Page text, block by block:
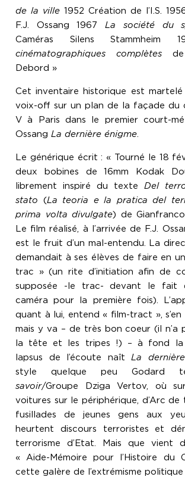
de la ville 1952 Création de l’I.S.
F.J. Ossang 1967La société du
Caméras Silens Stammheim
cinématographiques complètesde
Debord »
Cet inventaire historique est martelé
voix-off sur un plan de la façade du
V à Paris dans le premier court-
Ossang La dernière énigme.
Le générique écrit : « Tourné le 18
deux bobines de 16mm Kodak
librement inspiré du texte Del
stato (La teoria e la pratica del
prima volta divulgate) de
Le film réalisé, à l’arrivée de F.J.
est le fruit d’un mal-entendu. La
demandait à ses élèves de faire en
trac » (un rite d’initiation afin de
supposée -le trac- devant le fait
caméra pour la première fois).
quant à lui, entend « film-tract »,
mais y va – de très bon coeur (il n’a
la tête et les tripes !) – à fond la
lapsus de l’écoute naîtLa
style quelque peu Godard
savoir/Groupe Dziga Vertov, où
voitures sur le périphérique, d’Arc
fusillades de jeunes gens aux
heurtent discours terroristes et
terrorisme d’Etat. Mais que vient
« Aide-Mémoire pour l’Histoire du
cette galère de l’extrémisme politique